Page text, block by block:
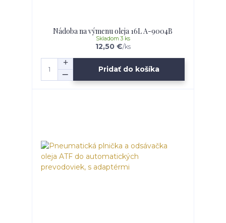
Nádoba na výmenu oleja 16L A-9004B
12,50 €/ks
Skladom 3 ks
Pridať do košíka